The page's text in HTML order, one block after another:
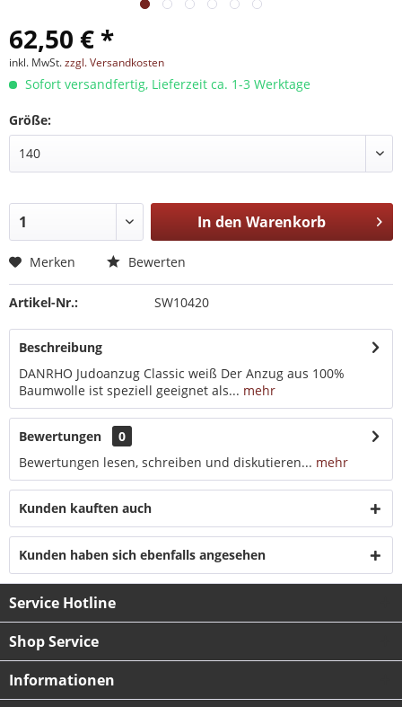
62,50 € *
inkl. MwSt.zzgl. Versandkosten
Sofort versandfertig, Lieferzeit ca. 1-3 Werktage
Größe:
In den Warenkorb
Merken Bewerten
Artikel-Nr.: SW10420
Beschreibung
DANRHO Judoanzug Classic weiß Der Anzug aus 100%
Baumwolle ist speziell geeignet als... mehr
Bewertungen
0
Bewertungen lesen, schreiben und diskutieren... mehr
Kunden kauften auch
Kunden haben sich ebenfalls angesehen
Service Hotline
Shop Service
Informationen